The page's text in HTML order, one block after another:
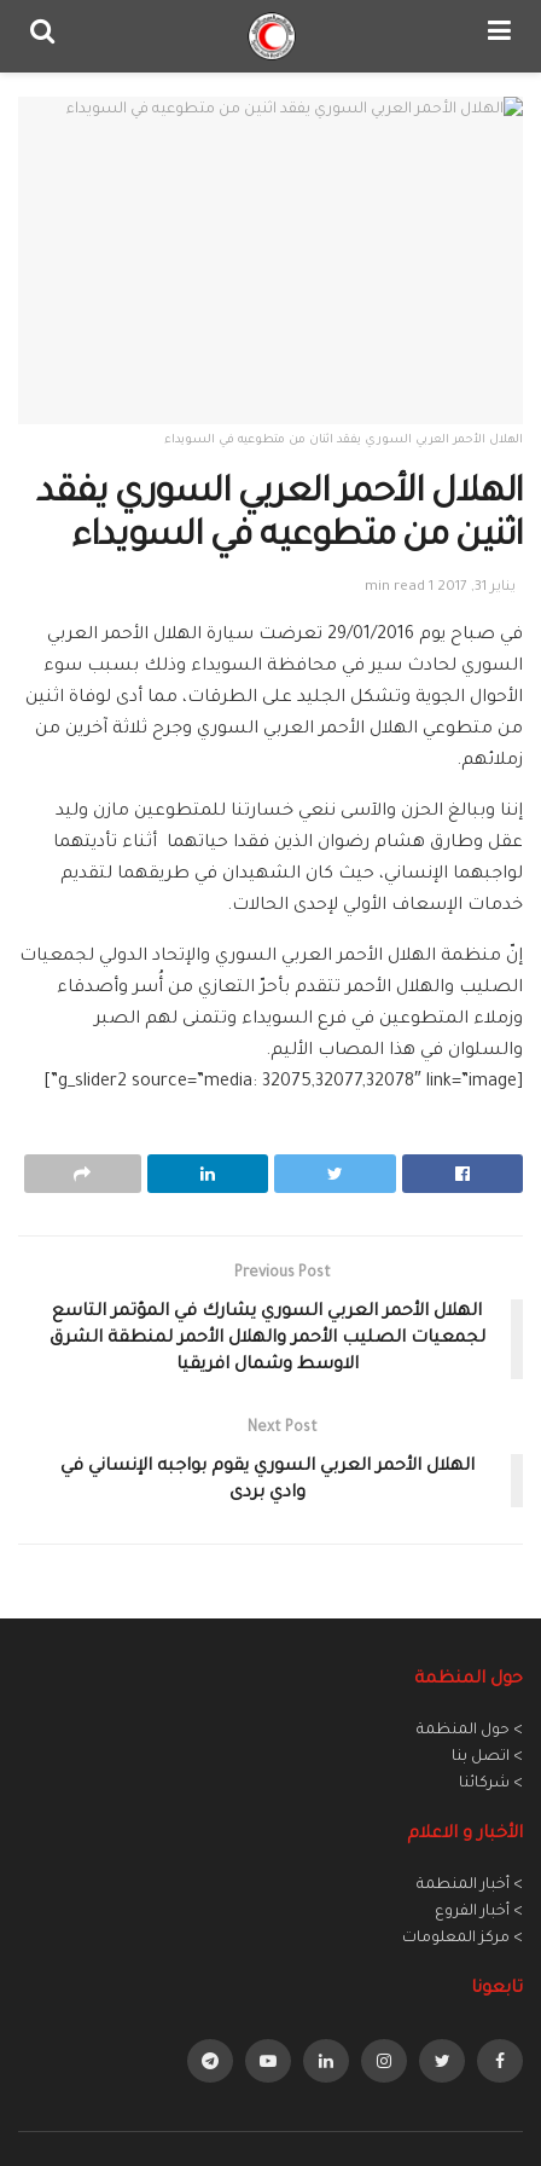
الهلال الأحمر العربي السوري يفقد اثنان من متطوعيه في السويداء
الهلال الأحمر العربي السوري يفقد
اثنين من متطوعيه في السويداء
يناير 31, 2017 1 min read
في صباح يوم 29/01/2016 تعرضت سيارة الهلال الأحمر العربي
السوري لحادث سير في محافظة السويداء وذلك بسبب سوء
الأحوال الجوية وتشكل الجليد على الطرقات، مما أدى لوفاة اثنين
من متطوعي الهلال الأحمر العربي السوري وجرح ثلاثة آخرين من
زملائهم.
إننا وببالغ الحزن والآسى ننعي خسارتنا للمتطوعين مازن وليد
عقل وطارق هشام رضوان الذين فقدا حياتهما أثناء تأديتهما
لواجبهما الإنساني، حيث كان الشهيدان في طريقهما لتقديم
خدمات الإسعاف الأولي لإحدى الحالات.
إنّ منظمة الهلال الأحمر العربي السوري والإتحاد الدولي لجمعيات
الصليب والهلال الأحمر تتقدم بأحرّ التعازي من أُسر وأصدقاء
وزملاء المتطوعين في فرع السويداء وتتمنى لهم الصبر
والسلوان في هذا المصاب الأليم.
[g_slider2 source=”media: 32075,32077,32078″ link=”image”]
Previous Post
الهلال الأحمر العربي السوري يشارك في المؤتمر التاسع
لجمعيات الصليب الأحمر والهلال الأحمر لمنطقة الشرق
الاوسط وشمال افريقيا
Next Post
الهلال الأحمر العربي السوري يقوم بواجبه الإنساني في
وادي بردى
حول المنظمة
> حول المنظمة
> اتصل بنا
> شركائنا
الأخبار و الاعلام
> أخبار المنطمة
> أخبار الفروع
> مركز المعلومات
تابعونا